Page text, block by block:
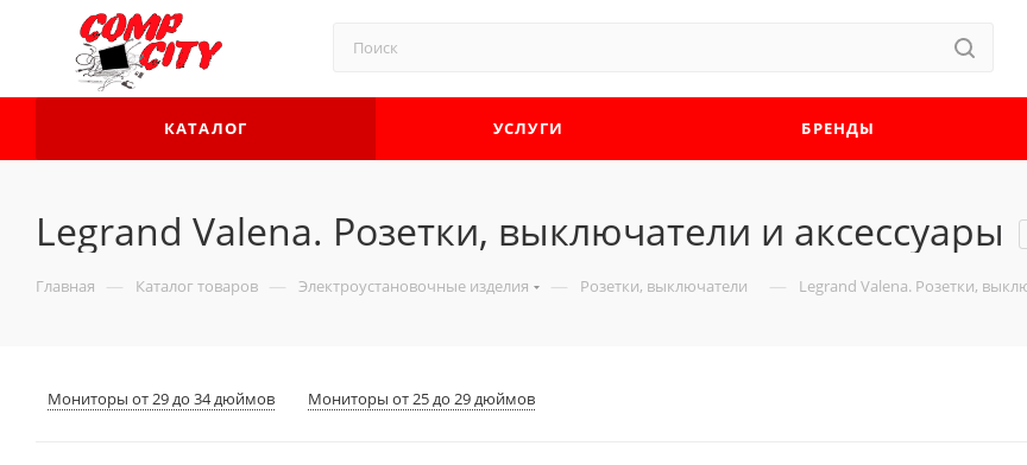
КАТАЛОГ УСЛУГИ БРЕНДЫ
Legrand Valena. Розетки, выключатели и аксессуары
Главная — Каталог товаров — Электроустановочные изделия — Розетки, выключатели — Legrand Valena. Розетки,
Мониторы от 29 до 34 дюймов Мониторы от 25 до 29 дюймов